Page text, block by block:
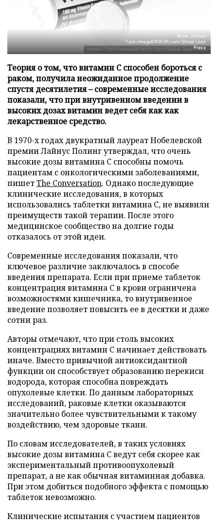
Фото: Jochen
Tack/imageBROKER.com/Global Look
Press
Теория о том, что витамин C способен бороться с
раком, получила неожиданное продолжение
спустя десятилетия – современные исследования
показали, что при внутривенном введении в
высоких дозах витамин ведет себя как как
лекарственное средство.
В 1970-х годах двукратный лауреат Нобелевской
премии Лайнус Полинг утверждал, что очень
высокие дозы витамина C способны помочь
пациентам с онкологическими заболеваниями,
пишетThe Conversation. Однако последующие
клинические исследования, в которых
использовались таблетки витамина C, не выявили
преимуществ такой терапии. После этого
медицинское сообщество на долгие годы
отказалось от этой идеи.
Современные исследования показали, что
ключевое различие заключалось в способе
введения препарата. Если при приеме таблеток
концентрация витамина C в крови ограничена
возможностями кишечника, то внутривенное
введение позволяет повысить ее в десятки и даже
сотни раз.
Авторы отмечают, что при столь высоких
концентрациях витамин C начинает действовать
иначе. Вместо привычной антиоксидантной
функции он способствует образованию перекиси
водорода, которая способна повреждать
опухолевые клетки. По данным лабораторных
исследований, раковые клетки оказываются
значительно более чувствительными к такому
воздействию, чем здоровые ткани.
По словам исследователей, в таких условиях
высокие дозы витамина C ведут себя скорее как
экспериментальный противоопухолевый
препарат, а не как обычная витаминная добавка.
При этом добиться подобного эффекта с помощью
таблеток невозможно.
Клинические испытания с участием пациентов